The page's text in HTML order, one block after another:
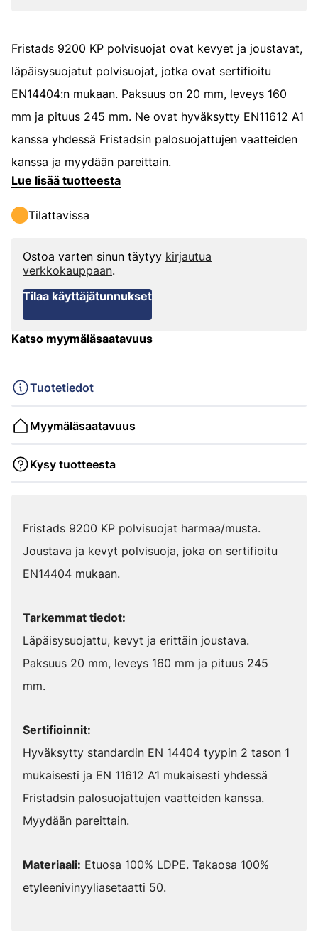
Fristads 9200 KP polvisuojat ovat kevyet ja joustavat,
läpäisysuojatut polvisuojat, jotka ovat sertifioitu
EN14404:n mukaan. Paksuus on 20 mm, leveys 160
mm ja pituus 245 mm. Ne ovat hyväksytty EN11612 A1
kanssa yhdessä Fristadsin palosuojattujen vaatteiden
kanssa ja myydään pareittain.
Lue lisää tuotteesta
Tilattavissa
Ostoa varten sinun täytyy kirjautua
verkkokauppaan.
Tilaa käyttäjätunnukset
Katso myymäläsaatavuus
Tuotetiedot
Myymäläsaatavuus
Kysy tuotteesta
Fristads 9200 KP polvisuojat harmaa/musta.
Joustava ja kevyt polvisuoja, joka on sertifioitu
EN14404 mukaan.
Tarkemmat tiedot:
Läpäisysuojattu, kevyt ja erittäin joustava.
Paksuus 20 mm, leveys 160 mm ja pituus 245
mm.
Sertifioinnit:
Hyväksytty standardin EN 14404 tyypin 2 tason 1
mukaisesti ja EN 11612 A1 mukaisesti yhdessä
Fristadsin palosuojattujen vaatteiden kanssa.
Myydään pareittain.
Materiaali: Etuosa 100% LDPE. Takaosa 100%
etyleenivinyyliasetaatti 50.